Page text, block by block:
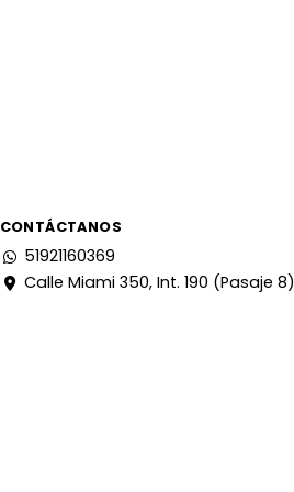
CONTÁCTANOS
51921160369
Calle Miami 350, Int. 190 (Pasaje 8)